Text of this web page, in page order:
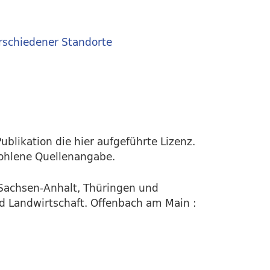
Standorte
die hier aufgeführte Lizenz.
Quellenangabe.
Anhalt, Thüringen und
Offenbach am Main :